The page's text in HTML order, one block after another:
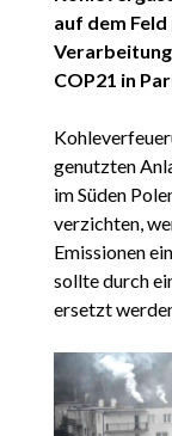
auf dem
COP21 in
genutzten
im Süden
verzichten,
Emissionen
sollte durch
ersetzt